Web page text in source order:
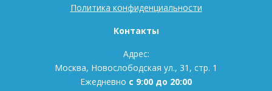
Политика конфиденциальности
Контакты
Адрес:
Москва, Новослободская ул., 31, стр. 1
Ежедневно с 9:00 до 20:00